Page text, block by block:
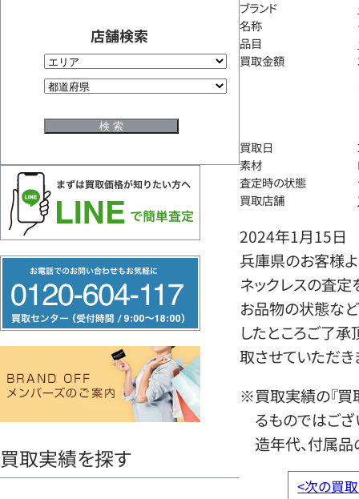
店舗検索
リ
ー
ヤ
買取実績を探す
ブランド
名称
品目
買取金額
買取日
素材
査定時の状態
買取店舗
2024年1月15日
兵庫県のお客様
ネックレスの査定
お品物の状態など
したところご了
取させていただき
※買取実績の『買
るものではござ
造年代、付属品
<次の買